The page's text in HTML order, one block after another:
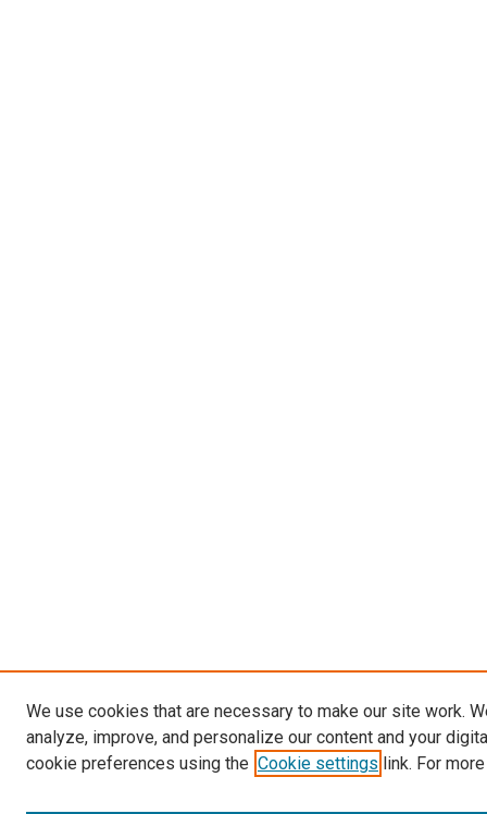
We use cookies that are necessary to make our site work.
analyze, improve, and personalize our content and your
cookie preferences using the Cookie settings link. For